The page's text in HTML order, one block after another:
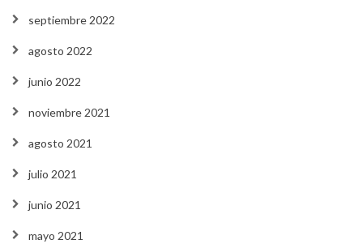
septiembre 2022
agosto 2022
junio 2022
noviembre 2021
agosto 2021
julio 2021
junio 2021
mayo 2021